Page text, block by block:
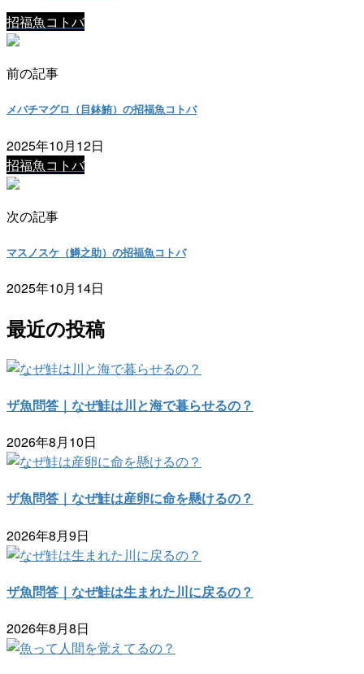
招福魚コトバ
前の記事
メバチマグロ（目鉢鮪）の招福魚コトバ
2025年10月12日
招福魚コトバ
次の記事
マスノスケ（鱒之助）の招福魚コトバ
2025年10月14日
最近の投稿
ザ魚問答｜なぜ鮭は川と海で暮らせるの？
2026年8月10日
ザ魚問答｜なぜ鮭は産卵に命を懸けるの？
2026年8月9日
ザ魚問答｜なぜ鮭は生まれた川に戻るの？
2026年8月8日